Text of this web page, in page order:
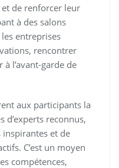
de renforcer leur
à des salons
entreprises
rencontrer
l’avant-garde de
aux participants la
d’experts reconnus,
inspirantes et de
C’est un moyen
compétences,